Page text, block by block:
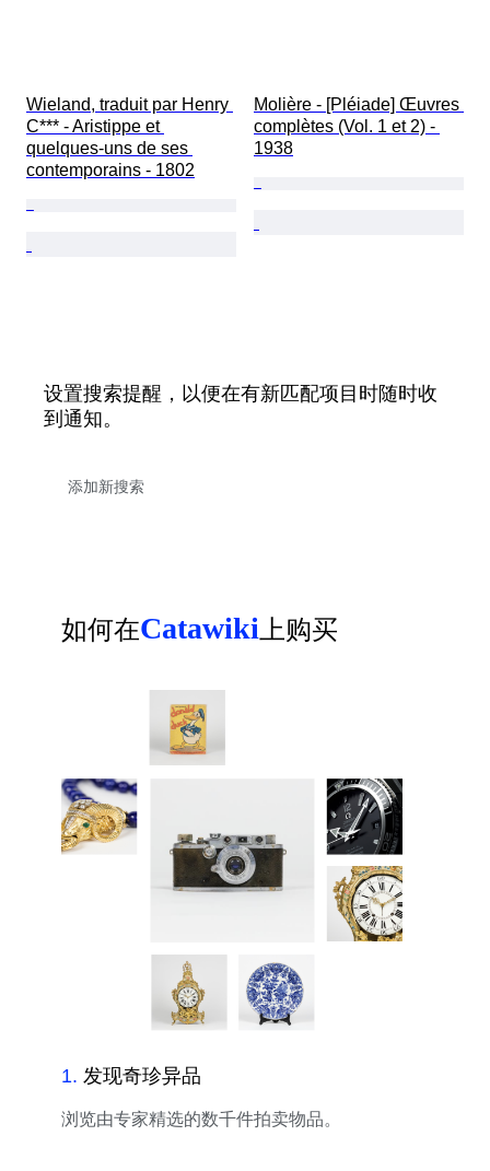
Wieland, traduit par Henry
C*** - Aristippe et
quelques-uns de ses
contemporains - 1802
Molière - [Pléiade] Œuvres
complètes (Vol. 1 et 2) -
1938
设置搜索提醒，以便在有新匹配项目时随时收
到通知。
如何在Catawiki 上购买
1. 发现奇珍异品
浏览由专家精选的数千件拍卖物品。